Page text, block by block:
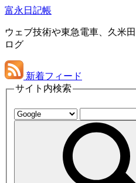
富永日記帳
ウェブ技術や東急電車、久米
ログ
新着フィード
サイト内検索